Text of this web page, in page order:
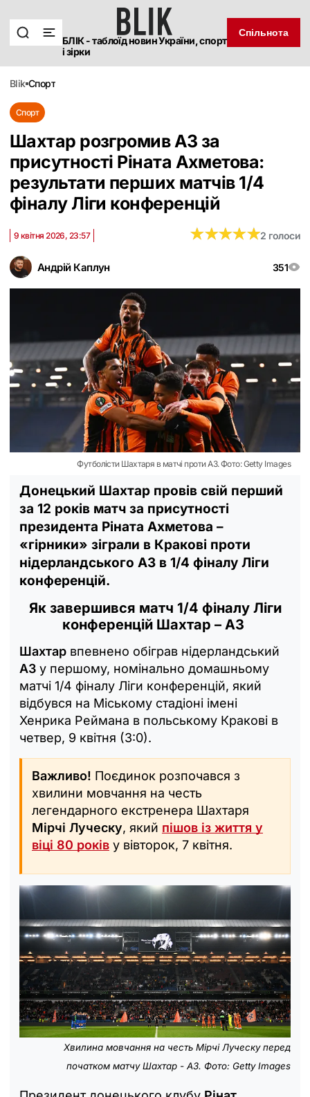
БЛІК - таблоїд новин України, спорт
і зірки
Спільнота
blik спорт
Спорт
Шахтар розгромив АЗ за
присутності Ріната Ахметова:
результати перших матчів 1/4
фіналу Ліги конференцій
Андрій Каплун 351
9 квітня 2026, 23:57 ★★★★★
★★★★★2 голоси
Футболісти Шахтаря в матчі проти АЗ. Фото: Getty Images
Донецький Шахтар провів свій перший
за 12 років матч за присутності
президента Ріната Ахметова –
«гірники» зіграли в Кракові проти
нідерландського АЗ в 1/4 фіналу Ліги
конференцій.
Як завершився матч 1/4 фіналу Ліги
конференцій Шахтар – АЗ
Шахтар впевнено обіграв нідерландський
АЗ у першому, номінально домашньому
матчі 1/4 фіналу Ліги конференцій, який
відбувся на Міському стадіоні імені
Хенрика Реймана в польському Кракові в
четвер, 9 квітня (3:0).
Важливо! Поєдинок розпочався з
хвилини мовчання на честь
легендарного екстренера Шахтаря
Мірчі Луческу, який пішов із життя у
віці 80 років у вівторок, 7 квітня.
Хвилина мовчання на честь Мірчі Луческу перед
початком матчу Шахтар - АЗ. Фото: Getty Images